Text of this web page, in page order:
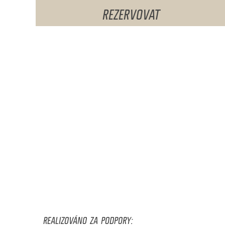
REZERVOVAT
REALIZOVÁNO ZA PODPORY: